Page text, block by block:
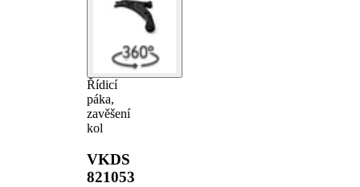
Řídicí
páka,
zavěšení
kol
VKDS
821053